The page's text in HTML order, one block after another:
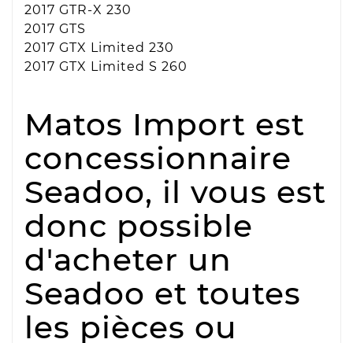
2017 GTR-X 230
2017 GTS
2017 GTX Limited 230
2017 GTX Limited S 260
Matos Import est
concessionnaire
Seadoo, il vous est
donc possible
d'acheter un
Seadoo et toutes
les pièces ou